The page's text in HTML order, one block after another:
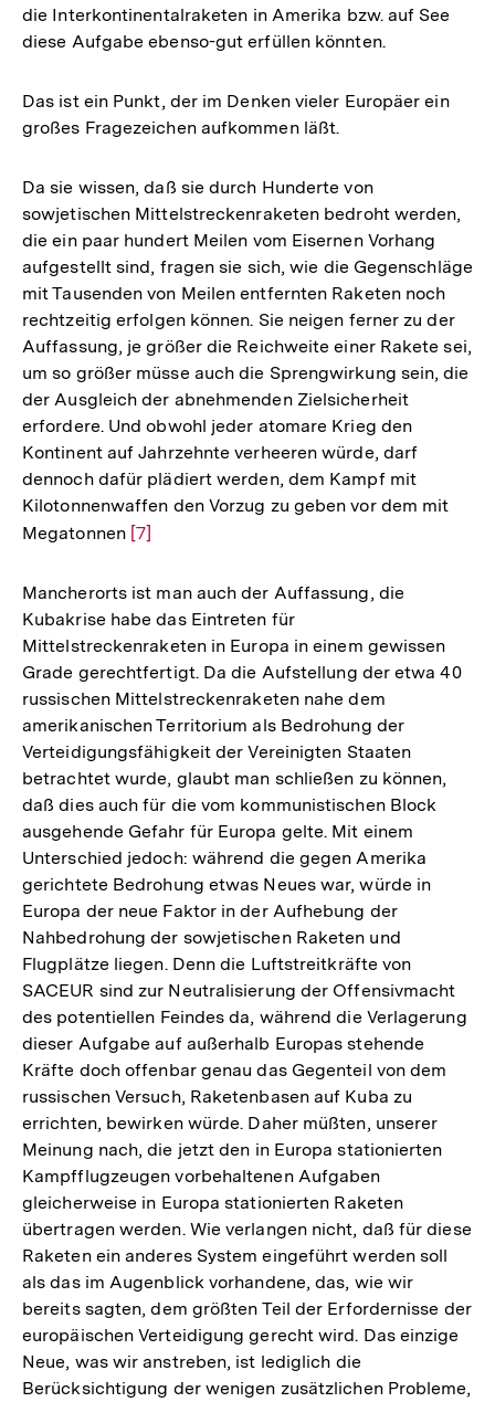
die Interkontinentalraketen in Amerika bzw. auf See
diese Aufgabe ebenso-gut erfüllen könnten.
Das ist ein Punkt, der im Denken vieler Europäer ein
großes Fragezeichen aufkommen läßt.
Da sie wissen, daß sie durch Hunderte von
sowjetischen Mittelstreckenraketen bedroht werden,
die ein paar hundert Meilen vom Eisernen Vorhang
aufgestellt sind, fragen sie sich, wie die Gegenschläge
mit Tausenden von Meilen entfernten Raketen noch
rechtzeitig erfolgen können. Sie neigen ferner zu der
Auffassung, je größer die Reichweite einer Rakete sei,
um so größer müsse auch die Sprengwirkung sein, die
der Ausgleich der abnehmenden Zielsicherheit
erfordere. Und obwohl jeder atomare Krieg den
Kontinent auf Jahrzehnte verheeren würde, darf
dennoch dafür plädiert werden, dem Kampf mit
Kilotonnenwaffen den Vorzug zu geben vor dem mit
Megatonnen Zur
der
Fußnote
[7]
Mancherorts ist man auch der Auffassung, die
Kubakrise habe das Eintreten für
Mittelstreckenraketen in Europa in einem gewissen
Grade gerechtfertigt. Da die Aufstellung der etwa 40
russischen Mittelstreckenraketen nahe dem
amerikanischen Territorium als Bedrohung der
Verteidigungsfähigkeit der Vereinigten Staaten
betrachtet wurde, glaubt man schließen zu können,
daß dies auch für die vom kommunistischen Block
ausgehende Gefahr für Europa gelte. Mit einem
Unterschied jedoch: während die gegen Amerika
gerichtete Bedrohung etwas Neues war, würde in
Europa der neue Faktor in der Aufhebung der
Nahbedrohung der sowjetischen Raketen und
Flugplätze liegen. Denn die Luftstreitkräfte von
SACEUR sind zur Neutralisierung der Offensivmacht
des potentiellen Feindes da, während die Verlagerung
dieser Aufgabe auf außerhalb Europas stehende
Kräfte doch offenbar genau das Gegenteil von dem
russischen Versuch, Raketenbasen auf Kuba zu
errichten, bewirken würde. Daher müßten, unserer
Meinung nach, die jetzt den in Europa stationierten
Kampfflugzeugen vorbehaltenen Aufgaben
gleicherweise in Europa stationierten Raketen
übertragen werden. Wie verlangen nicht, daß für diese
Raketen ein anderes System eingeführt werden soll
als das im Augenblick vorhandene, das, wie wir
bereits sagten, dem größten Teil der Erfordernisse der
europäischen Verteidigung gerecht wird. Das einzige
Neue, was wir anstreben, ist lediglich die
Berücksichtigung der wenigen zusätzlichen Probleme,